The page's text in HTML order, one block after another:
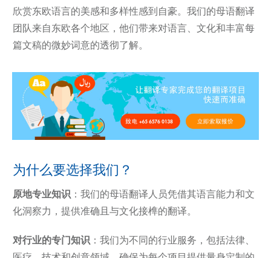
欣赏东欧语言的美感和多样性感到自豪。我们的母语翻译
团队来自东欧各个地区，他们带来对语言、文化和丰富每
篇文稿的微妙词意的透彻了解。
为什么要选择我们？
原地专业知识 ：我们的母语翻译人员凭借其语言能力和文
化洞察力，提供准确且与文化接榫的翻译。
对行业的专门知识 ：我们为不同的行业服务，包括法律、